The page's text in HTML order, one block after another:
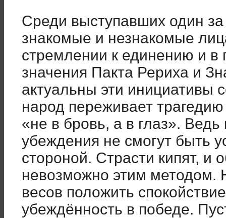
Среди выступавших один
знакомые и незнакомые
стремлении к единению и в
значения Пакта Рериха и
актуальны эти инициативы
народ переживает
«не в бровь, а в глаз». Ведь
убеждения не смогут быть
стороной. Страсти кипят, и
невозможно этим методом.
весов положить
убеждённость в победе.